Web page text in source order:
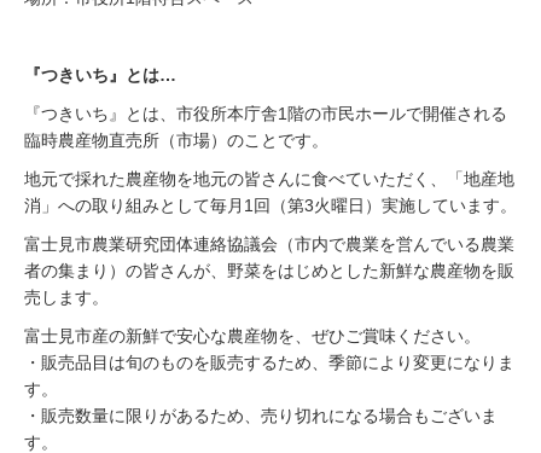
『つきいち』とは…
『つきいち』とは、市役所本庁舎1階の市民ホールで開催される
臨時農産物直売所（市場）のことです。
地元で採れた農産物を地元の皆さんに食べていただく、「地産地
消」への取り組みとして毎月1回（第3火曜日）実施しています。
富士見市農業研究団体連絡協議会（市内で農業を営んでいる農業
者の集まり）の皆さんが、野菜をはじめとした新鮮な農産物を販
売します。
富士見市産の新鮮で安心な農産物を、ぜひご賞味ください。
・販売品目は旬のものを販売するため、季節により変更になりま
す。
・販売数量に限りがあるため、売り切れになる場合もございま
す。